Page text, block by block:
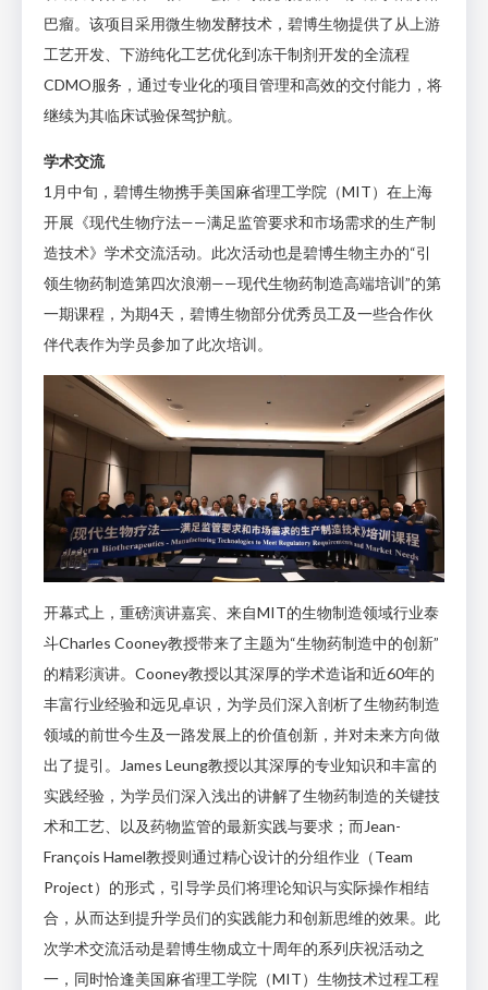
巴瘤。该项目采用微生物发酵技术，碧博生物提供了从上游
工艺开发、下游纯化工艺优化到冻干制剂开发的全流程
CDMO服务，通过专业化的项目管理和高效的交付能力，将
继续为其临床试验保驾护航。
学术交流
1月中旬，碧博生物携手美国麻省理工学院（MIT）在上海
开展《现代生物疗法——满足监管要求和市场需求的生产制
造技术》学术交流活动。此次活动也是碧博生物主办的“引
领生物药制造第四次浪潮——现代生物药制造高端培训”的第
一期课程，为期4天，碧博生物部分优秀员工及一些合作伙
伴代表作为学员参加了此次培训。
开幕式上，重磅演讲嘉宾、来自MIT的生物制造领域行业泰
斗Charles Cooney教授带来了主题为“生物药制造中的创新”
的精彩演讲。Cooney教授以其深厚的学术造诣和近60年的
丰富行业经验和远见卓识，为学员们深入剖析了生物药制造
领域的前世今生及一路发展上的价值创新，并对未来方向做
出了提引。James Leung教授以其深厚的专业知识和丰富的
实践经验，为学员们深入浅出的讲解了生物药制造的关键技
术和工艺、以及药物监管的最新实践与要求；而Jean-
François Hamel教授则通过精心设计的分组作业（Team
Project）的形式，引导学员们将理论知识与实际操作相结
合，从而达到提升学员们的实践能力和创新思维的效果。此
次学术交流活动是碧博生物成立十周年的系列庆祝活动之
一，同时恰逢美国麻省理工学院（MIT）生物技术过程工程